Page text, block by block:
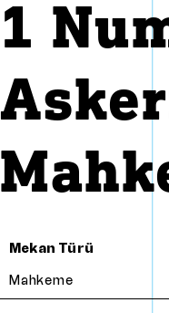
1
Mekan Türü
Mahkeme